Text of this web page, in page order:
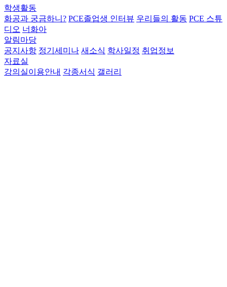
학생활동
화공과 궁금하니? PCE졸업생 인터뷰 우리들의 활동 PCE 스튜
디오 너화아
알림마당
공지사항 정기세미나 새소식 학사일정 취업정보
자료실
강의실이용안내 각종서식 갤러리